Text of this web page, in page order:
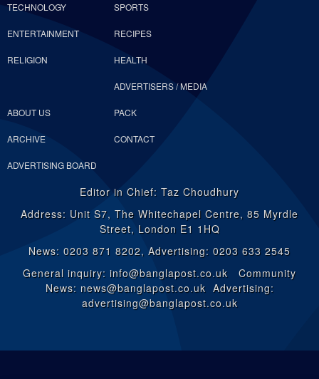
TECHNOLOGY SPORTS
ENTERTAINMENT RECIPES
RELIGION HEALTH
ABOUT US
ADVERTISERS / MEDIA
PACK
ARCHIVE CONTACT
ADVERTISING BOARD
Editor in Chief: Taz Choudhury
Address: Unit S7, The Whitechapel Centre, 85 Myrdle
Street, London E1 1HQ
News: 0203 871 8202, Advertising: 0203 633 2545
General inquiry: info@banglapost.co.uk Community
News: news@banglapost.co.uk Advertising:
advertising@banglapost.co.uk